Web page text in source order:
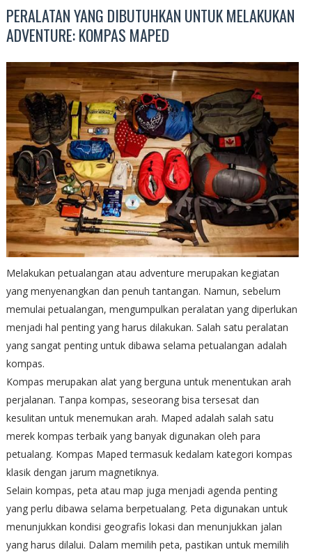
PERALATAN YANG DIBUTUHKAN UNTUK MELAKUKAN
ADVENTURE: KOMPAS MAPED
Melakukan petualangan atau adventure merupakan kegiatan
yang menyenangkan dan penuh tantangan. Namun, sebelum
memulai petualangan, mengumpulkan peralatan yang diperlukan
menjadi hal penting yang harus dilakukan. Salah satu peralatan
yang sangat penting untuk dibawa selama petualangan adalah
kompas.
Kompas merupakan alat yang berguna untuk menentukan arah
perjalanan. Tanpa kompas, seseorang bisa tersesat dan
kesulitan untuk menemukan arah. Maped adalah salah satu
merek kompas terbaik yang banyak digunakan oleh para
petualang. Kompas Maped termasuk kedalam kategori kompas
klasik dengan jarum magnetiknya.
Selain kompas, peta atau map juga menjadi agenda penting
yang perlu dibawa selama berpetualang. Peta digunakan untuk
menunjukkan kondisi geografis lokasi dan menunjukkan jalan
yang harus dilalui. Dalam memilih peta, pastikan untuk memilih